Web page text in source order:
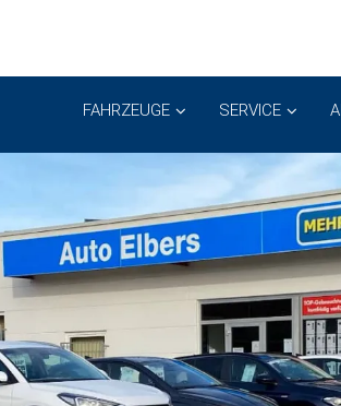
FAHRZEUGE SERVICE